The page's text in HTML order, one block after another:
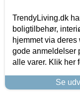
TrendyLiving.dk
boligtilbehør,
hjemmet via
gode anmeldelser
alle varer. Klik her
Se